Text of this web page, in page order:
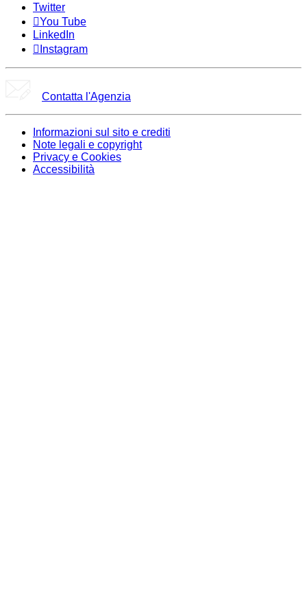
Twitter
You Tube
LinkedIn
Instagram
Contatta l'Agenzia
Informazioni sul sito e crediti
Note legali e copyright
Privacy e Cookies
Accessibilità